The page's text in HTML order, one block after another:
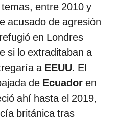
entre 2010 y
acusado de agresión
en Londres
si lo extraditaban a
a EEUU. El
de Ecuador en
ahí hasta el 2019,
británica tras